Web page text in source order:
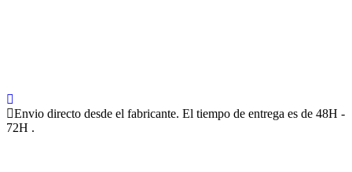
Envio directo desde el fabricante. El tiempo de entrega es de 48H -
72H .